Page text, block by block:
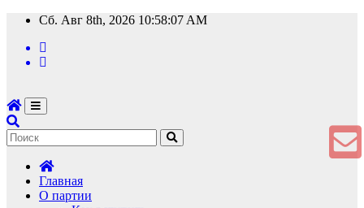
Перейти
содержимому
Сб. Авг 8th, 2026 10:58:08 AM
Главная
О партии